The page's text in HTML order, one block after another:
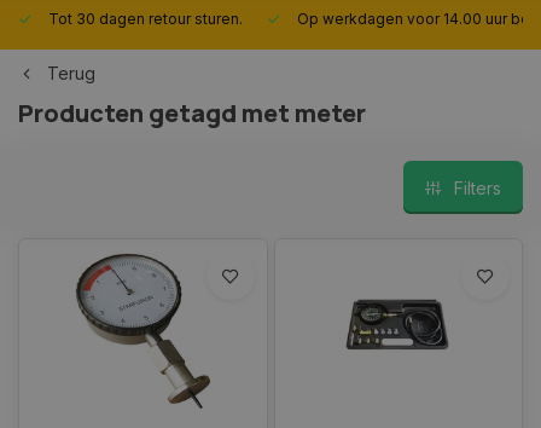
Tot 30 dagen retour sturen. Op werkdagen voor 14.00 uur
Terug
Producten getagd met meter
Filters